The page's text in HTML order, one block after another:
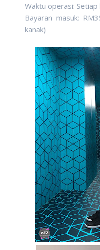
Waktu operasi:
Bayaran masuk:
kanak)